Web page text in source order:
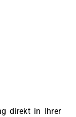
direkt in Ihrer